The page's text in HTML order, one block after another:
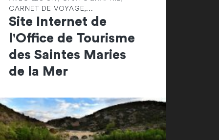
CARNET DE VOYAGE,...
Site Internet de
l'Office de Tourisme
des Saintes Maries
de la Mer